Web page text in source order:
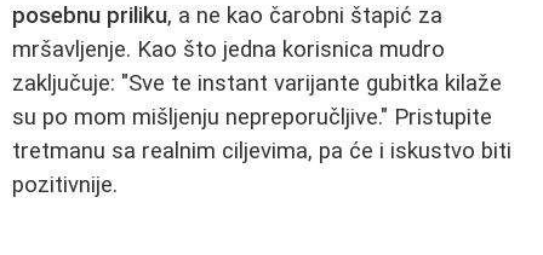
posebnu priliku, a ne kao čarobni štapić za
mršavljenje. Kao što jedna korisnica mudro
zaključuje: "Sve te instant varijante gubitka kilaže
su po mom mišljenju nepreporučljive." Pristupite
tretmanu sa realnim ciljevima, pa će i iskustvo biti
pozitivnije.